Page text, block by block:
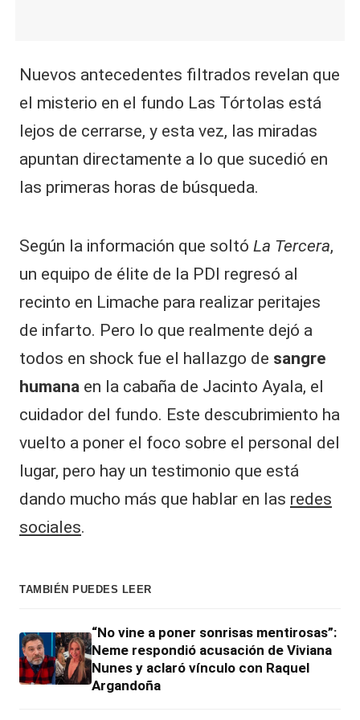
Nuevos antecedentes filtrados revelan que
el misterio en el fundo Las Tórtolas está
lejos de cerrarse, y esta vez, las miradas
apuntan directamente a lo que sucedió en
las primeras horas de búsqueda.
​Según la información que soltó La Tercera,
un equipo de élite de la PDI regresó al
recinto en Limache para realizar peritajes
de infarto. Pero lo que realmente dejó a
todos en shock fue el hallazgo de sangre
humana en la cabaña de Jacinto Ayala, el
cuidador del fundo. Este descubrimiento ha
vuelto a poner el foco sobre el personal del
lugar, pero hay un testimonio que está
dando mucho más que hablar en las redes
sociales.
TAMBIÉN PUEDES LEER
“No vine a poner sonrisas mentirosas”:
Neme respondió acusación de Viviana
Nunes y aclaró vínculo con Raquel
Argandoña